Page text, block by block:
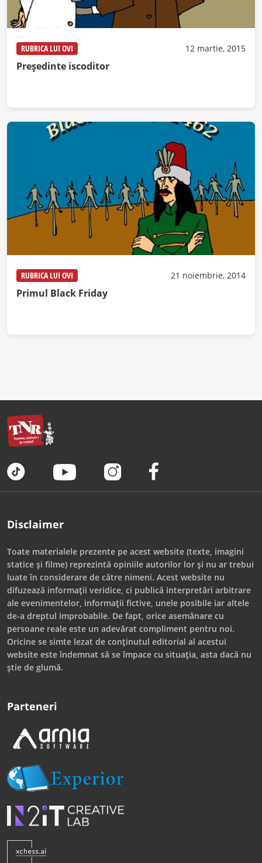
RUBRICA LUI OVI 12 martie, 2015
Preşedinte iscoditor
RUBRICA LUI OVI 21 noiembrie, 2014
Primul Black Friday
Disclaimer
Toate materialele prezente pe acest website (texte, imagini
statice și filme) reprezintă opiniile autorilor lor și nu ar trebui
luate în considerare de către nimeni. Acest website nu
difuzează informații veridice, ci publică interpretări arbitrare
ale evenimentelor, informații fictive, unele posibile iar altele
de-a dreptul improbabile. De fapt, orice asemănare cu
persoane reale este un adevărat compliment pentru noi.
Oricine se simte lezat de conținutul editorial al acestui
website este îndemnat să se împace cu situația, asta dacă nu
știe de glumă.
Parteneri